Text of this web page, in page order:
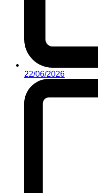
22/06/2026